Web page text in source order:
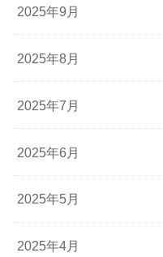
2025年9月
2025年8月
2025年7月
2025年6月
2025年5月
2025年4月